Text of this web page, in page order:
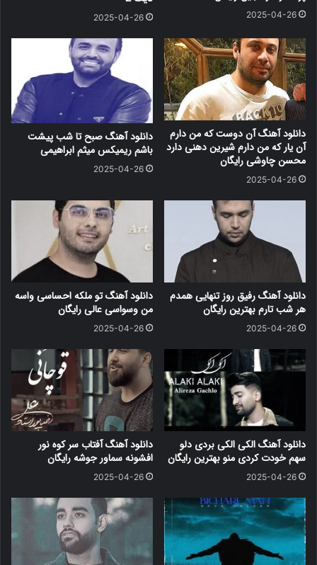
2025-04-26
2025-04-26
دانلود آهنگ آن دوست که من دارم
آن یار که من دارم شیرین دهنی دارد
محسن چاوشی رایگان
2025-04-26
دانلود آهنگ صبح تا شب پیشت
باشم ریمیکس میثم ابراهیمی
2025-04-26
دانلود آهنگ رفیق روز تنهایی همدم
هر شب تارم بهترین رایگان
2025-04-26
دانلود آهنگ تو ملکه احساسی واسه
من وسواسی عالی رایگان
2025-04-26
دانلود آهنگ الکی الکی بردی دلو
سهم خودت کردی منو بهترین رایگان
2025-04-26
دانلود آهنگ آفتاب سر کوه نور
افشونه سماور جوشه رایگان
2025-04-26